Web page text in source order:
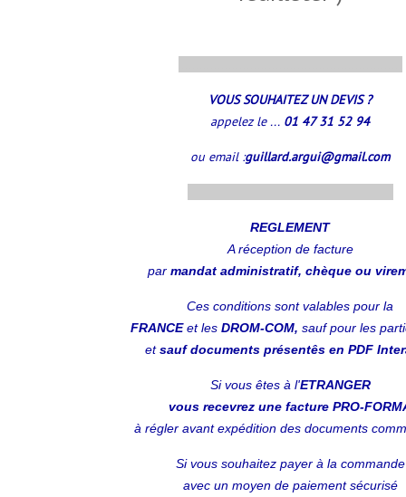
VOUS SOUHAITEZ UN DEVIS ?
appelez le ... 01 47 31 52 94
ou email :guillard.argui@gmail.com
REGLEMENT
A réception de facture
par mandat administratif, chèque ou
Ces conditions sont valables pour la
FRANCEet les DROM-COM, sauf pour les
etsauf documents présentês en PDF
Si vous êtes à l'ETRANGER
vous recevrez une facture PRO-
à régler avant expédition des documents
Si vous souhaitez payer à la commande
avec un moyen de paiement sécurisé